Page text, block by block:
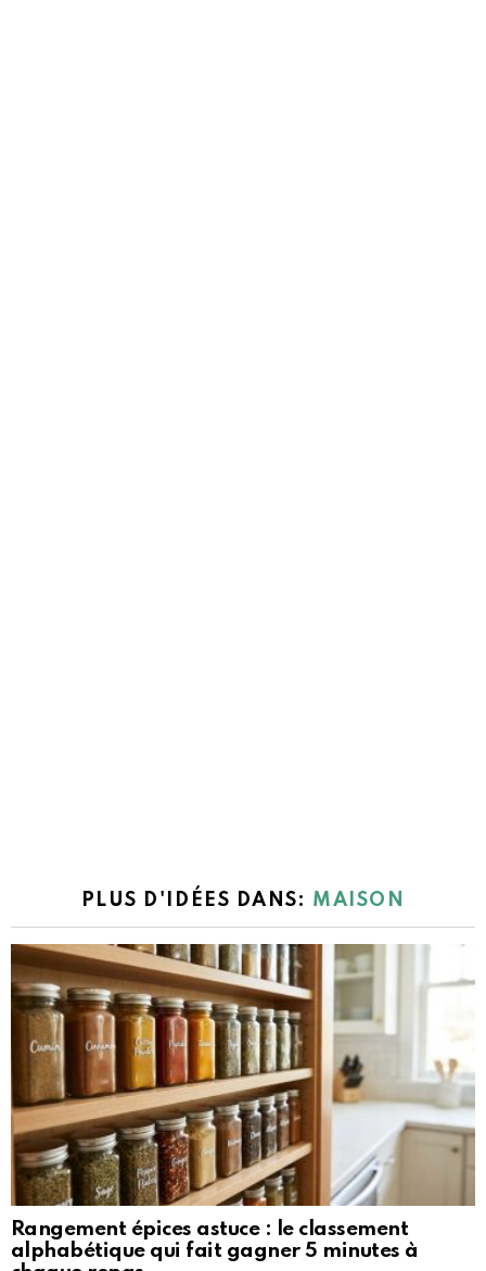
PLUS D'IDÉES DANS: MAISON
Rangement épices astuce : le classement
alphabétique qui fait gagner 5 minutes à